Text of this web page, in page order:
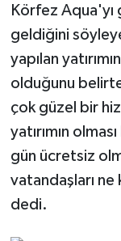
Körfez
geldiğini
yapılan
olduğunu
çok güzel bir
yatırımın
gün ücretsiz
vatandaşları
dedi.